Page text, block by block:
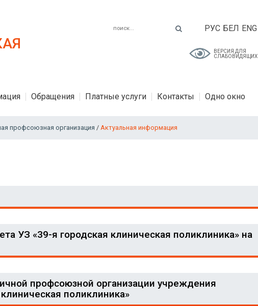
РУС БЕЛ ENG
ВЕРСИЯ ДЛЯ
СЛАБОВИДЯЩИХ
Обращения Платные услуги Контакты Одно окно
профсоюзная организация / Актуальная информация
УЗ «39-я городская клиническая поликлиника» на
профсоюзной организации учреждения
поликлиника»